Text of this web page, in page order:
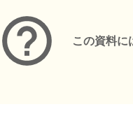
この資料に